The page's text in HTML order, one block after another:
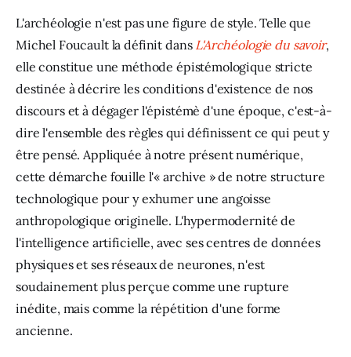
L'archéologie n'est pas une figure de style. Telle que
Michel Foucault la définit dans L'Archéologie du savoir,
elle constitue une méthode épistémologique stricte
destinée à décrire les conditions d'existence de nos
discours et à dégager l'épistémè d'une époque, c'est-à-
dire l'ensemble des règles qui définissent ce qui peut y
être pensé. Appliquée à notre présent numérique,
cette démarche fouille l'« archive » de notre structure
technologique pour y exhumer une angoisse
anthropologique originelle. L'hypermodernité de
l'intelligence artificielle, avec ses centres de données
physiques et ses réseaux de neurones, n'est
soudainement plus perçue comme une rupture
inédite, mais comme la répétition d'une forme
ancienne.